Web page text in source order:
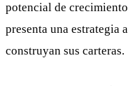
potencial de
presenta una estrategia
construyan sus carteras.